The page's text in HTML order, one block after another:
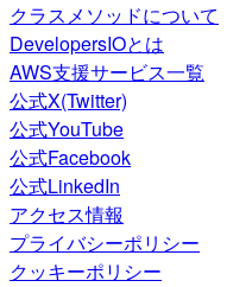
クラスメソッドについて
DevelopersIOとは
AWS支援サービス一覧
公式X(Twitter)
公式YouTube
公式Facebook
公式LinkedIn
アクセス情報
プライバシーポリシー
クッキーポリシー